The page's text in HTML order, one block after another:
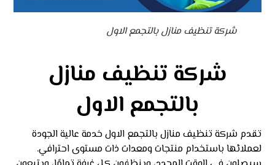
شركة تنظيف منازل بالتجمع الاول
شركة تنظيف منازل
بالتجمع الاول
تقدم شركة تنظيف منازل بالتجمع الاول خدمة عالية الجودة
لعملائها باستخدام منتجات ومعدات ذات مستوى احترافي.